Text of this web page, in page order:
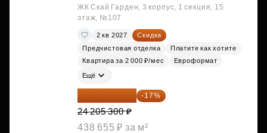
ЖК Скай Гарден, 3 корпус, 1 секция, 15
этаж, №107
2 кв 2027
Скидка
Предчистовая отделка
Платите как хотите
Квартира за 2 000 ₽/мес
Евроформат
Ещё
20 090 399 ₽ -17%
24 205 300 ₽
438 655 ₽ за м²